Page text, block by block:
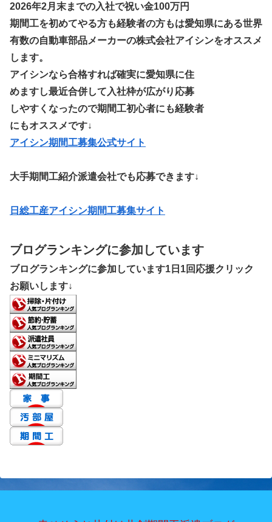
2026年2月末までの入社で祝い金100万円
期間工を初めてやる方も経験者の方もは愛知県にある世界
有数の自動車部品メーカーの株式会社アイシンをオススメ
します。
アイシンなら合格すれば確実に愛知県に住
めますし最近合併して入社枠が広がり応募
しやすくなったので期間工初心者にも経験者
にもオススメです↓
アイシン期間工募集公式サイト
大手期間工紹介派遣会社でも応募できます↓
日総工産アイシン期間工募集サイト
ブログランキングに参加しています
ブログランキングに参加しています1日1回応援クリック
お願いします↓